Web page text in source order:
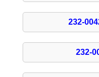
232-
232-